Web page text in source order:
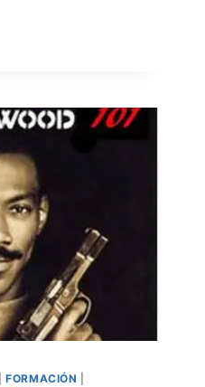
|FORMACIÓN